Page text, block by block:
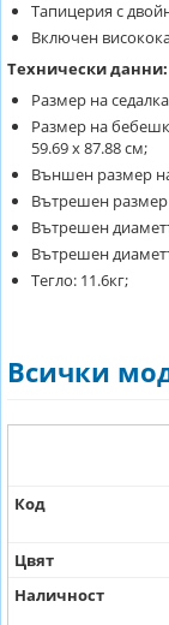
Тапицерия с
Включен
Технически данни:
Размер на
Размер на
59.69 х 87.88 см;
Външен размер
Вътрешен размер
Вътрешен
Вътрешен
Тегло: 11.6кг;
Всички
Код
Цвят
Наличност